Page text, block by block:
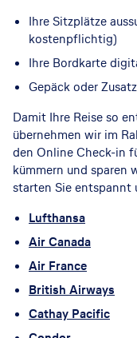
Ihre Sitzplätze
kostenpflichtig)
Ihre Bordkarte
Gepäck oder
Damit Ihre Reise so
übernehmen wir im
den Online Check-in
kümmern und sparen
starten Sie entspannt
Lufthansa
Air Canada
Air France
British Airways
Cathay Pacific